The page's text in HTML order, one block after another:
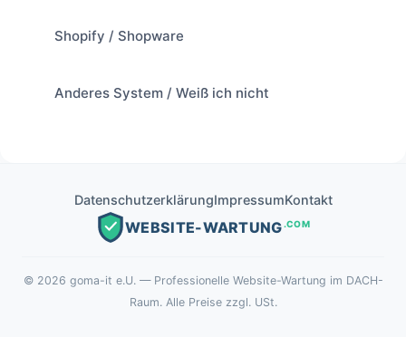
Shopify / Shopware
Anderes System / Weiß ich nicht
DatenschutzerklärungImpressumKontakt
WEBSITE-WARTUNG .COM
© 2026 goma-it e.U. — Professionelle Website-Wartung im DACH-
Raum. Alle Preise zzgl. USt.